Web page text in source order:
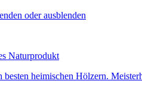
oder ausblenden
Naturprodukt